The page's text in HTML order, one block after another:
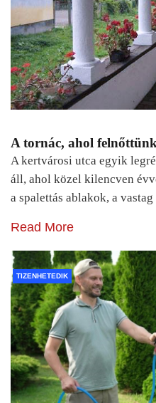
A tornác, ahol felnőttünk
A kertvárosi utca egyik
áll, ahol közel kilencven
a spalettás ablakok, a
Read More
TIZENHETEDIK